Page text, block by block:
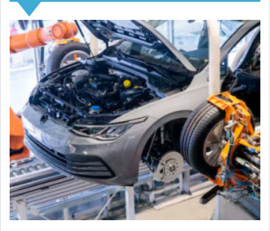
NOMINATIONS NOTATION
PRIVATISATION & OPV RAPPORTS DE GESTION
INDICATEURS
INTERMÉDIAIRES
DIVERS
OPINION ANALYSE MARCHÉ
SONDAGES
COMMUNIQUÉS DE
PRESSE